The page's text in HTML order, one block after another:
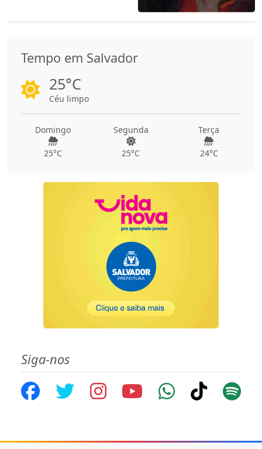
Tempo em Salvador
25°C
Céu limpo
Domingo
25°C
Segunda
25°C
Terça
24°C
Siga-nos